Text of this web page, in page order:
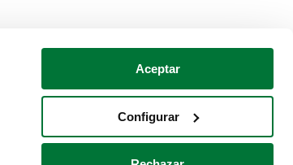
Aceptar
Configurar